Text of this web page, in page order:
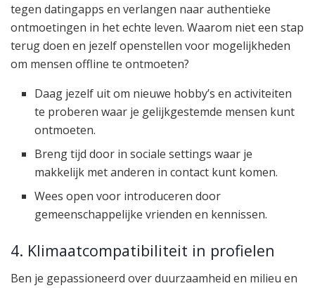
tegen datingapps en verlangen naar authentieke
ontmoetingen in het echte leven. Waarom niet een stap
terug doen en jezelf openstellen voor mogelijkheden
om mensen offline te ontmoeten?
Daag jezelf uit om nieuwe hobby’s en activiteiten
te proberen waar je gelijkgestemde mensen kunt
ontmoeten.
Breng tijd door in sociale settings waar je
makkelijk met anderen in contact kunt komen.
Wees open voor introduceren door
gemeenschappelijke vrienden en kennissen.
4. Klimaatcompatibiliteit in profielen
Ben je gepassioneerd over duurzaamheid en milieu en